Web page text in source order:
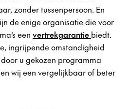
zonder tussenpersoon. En
de enige organisatie die voor
een vertrekgarantie biedt.
ingrijpende omstandigheid
u gekozen programma
wij een vergelijkbaar of beter